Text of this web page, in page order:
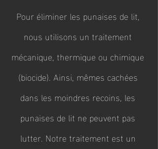
Pour éliminer les punaises de lit,
nous utilisons un traitement
mécanique, thermique ou chimique
(biocide). Ainsi, mêmes cachées
dans les moindres recoins, les
punaises de lit ne peuvent pas
lutter. Notre traitement est un